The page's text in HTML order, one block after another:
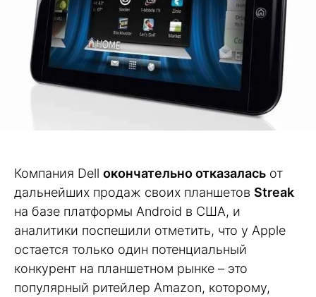
Компания Dell окончательно отказалась от
дальнейших продаж своих планшетов Streak
на базе платформы Android в США, и
аналитики поспешили отметить, что у Apple
остается только один потенциальный
конкурент на планшетном рынке – это
популярный ритейлер Amazon, которому,